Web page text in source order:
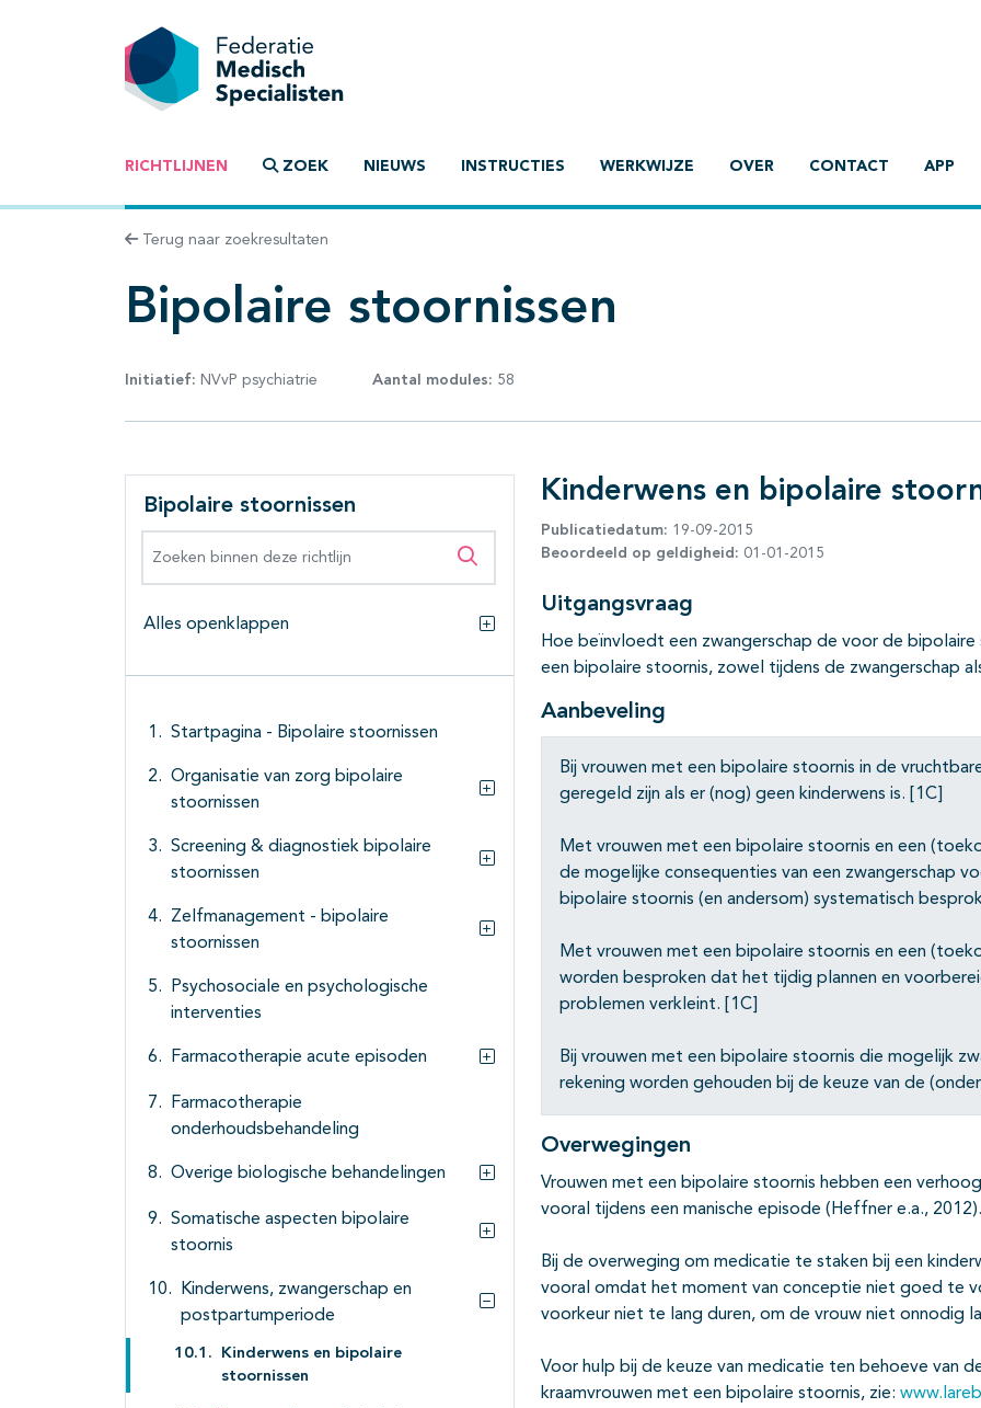
RICHTLIJNEN ZOEK NIEUWS INSTRUCTIES WERKWIJZE OVER CONTACT APP
Terug naar zoekresultaten
Bipolaire stoornissen
Initiatief: NVvP psychiatrie Aantal modules: 58
Bipolaire stoornissen
Zoeken binnen deze richtlijn
Alles openklappen
Alles openklappen
Startpagina - Bipolaire stoornissen
Organisatie van zorg bipolaire
stoornissen
Screening & diagnostiek bipolaire
stoornissen
Subpagina's open- en dichtklappen
Zelfmanagement - bipolaire
stoornissen
Subpagina's open- en dichtklappen
Psychosociale en psychologische
interventies
Farmacotherapie acute episoden
Subpagina's open- en dichtklappen
Farmacotherapie
onderhoudsbehandeling
Overige biologische behandelingen
Subpagina's open- en dichtklappen
Somatische aspecten bipolaire
stoornis
Subpagina's open- en dichtklappen
Kinderwens, zwangerschap en
postpartumperiode
Subpagina's open- en dichtklappen
Kinderwens en bipolaire
stoornissen
Kinderwens en bipolaire
Publicatiedatum: 19-09-2015
Beoordeeld op geldigheid: 01-01-2015
Uitgangsvraag
Hoe beïnvloedt een zwangerschap de voor de
een bipolaire stoornis, zowel tijdens de zwangerschap
Aanbeveling
Bij vrouwen met een bipolaire stoornis in de
geregeld zijn als er (nog) geen kinderwens is. [1C]
Met vrouwen met een bipolaire stoornis en een
de mogelijke consequenties van een zwangerschap
bipolaire stoornis (en andersom) systematisch
Met vrouwen met een bipolaire stoornis en een
worden besproken dat het tijdig plannen en
problemen verkleint. [1C]
Bij vrouwen met een bipolaire stoornis die mogelijk
rekening worden gehouden bij de keuze van de
Overwegingen
Vrouwen met een bipolaire stoornis hebben een
vooral tijdens een manische episode (Heffner e.a., 2012).
Bij de overweging om medicatie te staken bij een
vooral omdat het moment van conceptie niet goed te
voorkeur niet te lang duren, om de vrouw niet onnodig
Voor hulp bij de keuze van medicatie ten behoeve van
kraamvrouwen met een bipolaire stoornis, zie: